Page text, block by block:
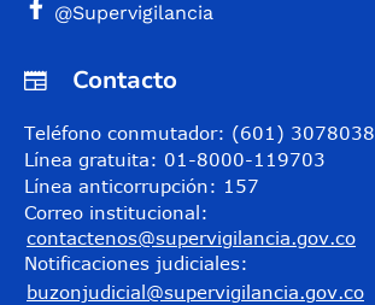
@Supervigilancia
Contacto
Teléfono conmutador: (601) 3078038
Línea gratuita: 01-8000-119703
Línea anticorrupción: 157
Correo institucional:
contactenos@supervigilancia.gov.co
Notificaciones judiciales:
buzonjudicial@supervigilancia.gov.co